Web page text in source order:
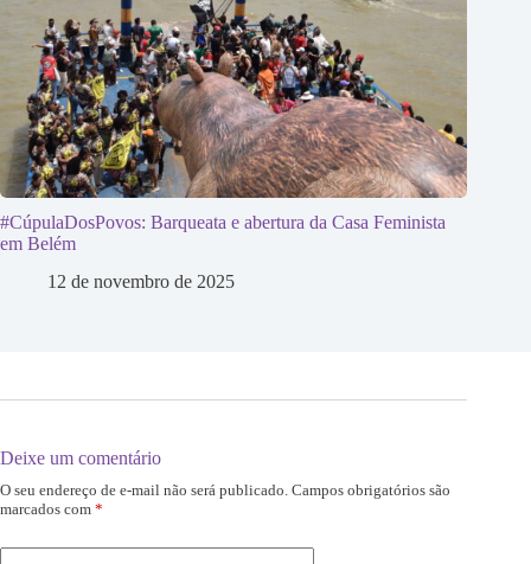
#CúpulaDosPovos: Barqueata e abertura da Casa Feminista
em Belém
12 de novembro de 2025
Deixe um comentário
O seu endereço de e-mail não será publicado. Campos obrigatórios são
marcados com *